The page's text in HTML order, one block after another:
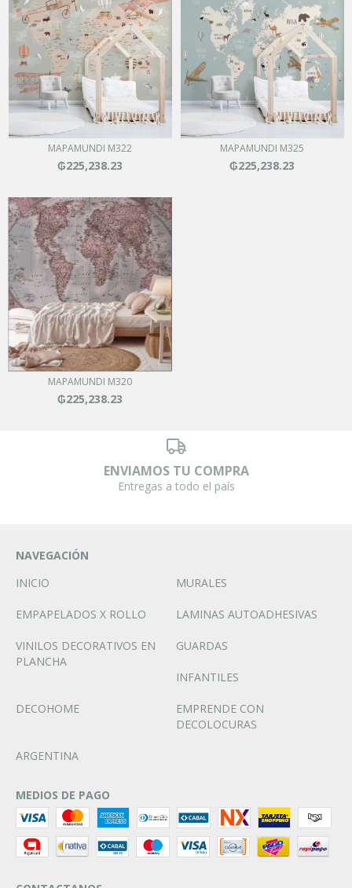
MAPAMUNDI M322
₲225,238.23
MAPAMUNDI M325
₲225,238.23
MAPAMUNDI M320
₲225,238.23
ENVIAMOS TU COMPRA
Entregas a todo el país
NAVEGACIÓN
INICIO
MURALES
EMPAPELADOS X ROLLO LAMINAS AUTOADHESIVAS
VINILOS DECORATIVOS EN
PLANCHA
GUARDAS
INFANTILES
DECOHOME
EMPRENDE CON
DECOLOCURAS
ARGENTINA
MEDIOS DE PAGO